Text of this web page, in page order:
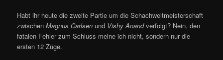
Habt ihr heute die zweite Partie um die Schachweltmeisterschaft
zwischenMagnus Carlsen und Vishy Anandverfolgt? Nein, den
fatalen Fehler zum Schluss meine ich nicht, sondern nur die
ersten 12 Züge.